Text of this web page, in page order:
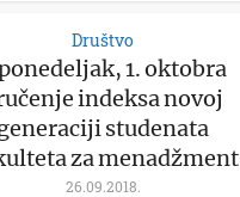
Društvo
1. oktobra
indeksa novoj
studenata
za menadžment
26.09.2018.